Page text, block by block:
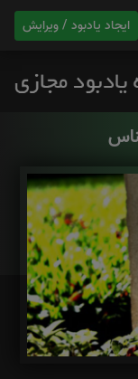
ایجاد یادبود / ویرایش